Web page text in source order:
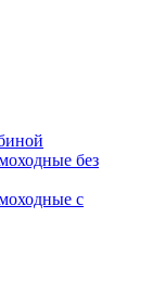
без
с